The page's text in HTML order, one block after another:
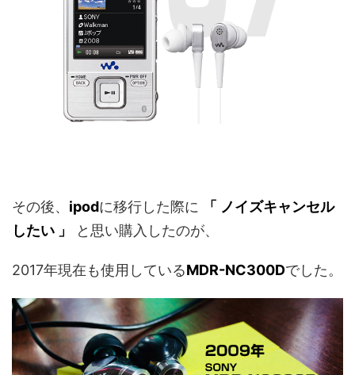
その後、 ipodに移行した際に
「 ノイズキャンセル
したい 」
と思い購入したのが、
2017年現在も使用しているMDR-NC300Dでした。